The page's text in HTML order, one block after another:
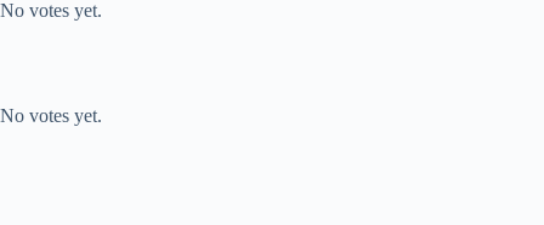
No votes yet.
No votes yet.